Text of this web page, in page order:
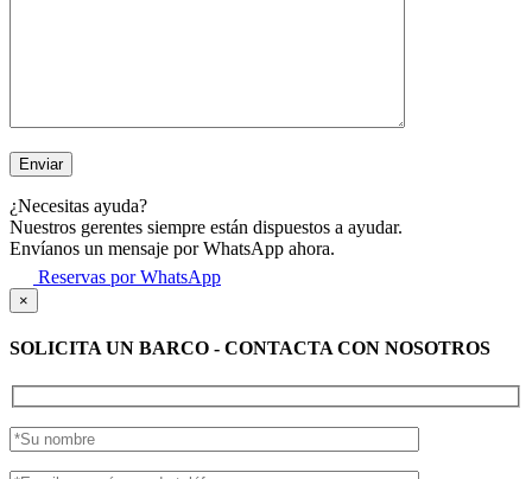
¿Necesitas ayuda?
Nuestros gerentes siempre están dispuestos a ayudar.
Envíanos un mensaje por WhatsApp ahora.
Reservas por WhatsApp
×
SOLICITA UN BARCO - CONTACTA CON NOSOTROS